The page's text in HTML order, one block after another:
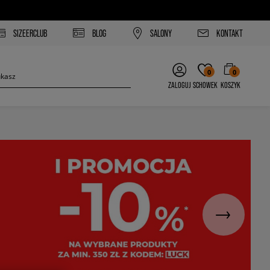
SIZEERCLUB BLOG SALONY KONTAKT
ZALOGUJ
0
SCHOWEK
0
KOSZYK